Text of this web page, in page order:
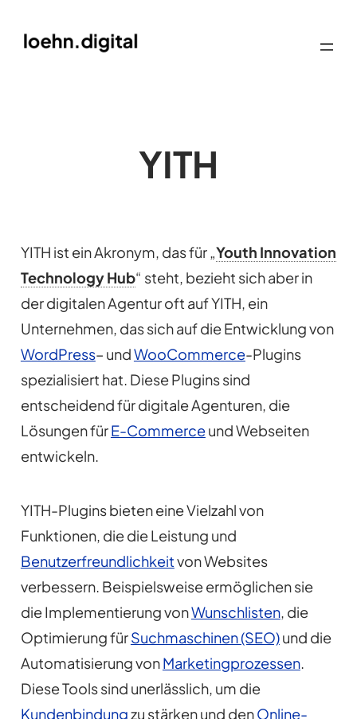
YITH
YITH ist ein Akronym, das für „Youth Innovation
Technology Hub“ steht, bezieht sich aber in
der digitalen Agentur oft auf YITH, ein
Unternehmen, das sich auf die Entwicklung von
WordPress– undWooCommerce-Plugins
spezialisiert hat. Diese Plugins sind
entscheidend für digitale Agenturen, die
Lösungen fürE-Commerceund Webseiten
entwickeln.
YITH-Plugins bieten eine Vielzahl von
Funktionen, die die Leistung und
Benutzerfreundlichkeitvon Websites
verbessern. Beispielsweise ermöglichen sie
die Implementierung vonWunschlisten, die
Optimierung fürSuchmaschinen (SEO)und die
Automatisierung vonMarketingprozessen.
Diese Tools sind unerlässlich, um die
Kundenbindungzu stärken und denOnline-